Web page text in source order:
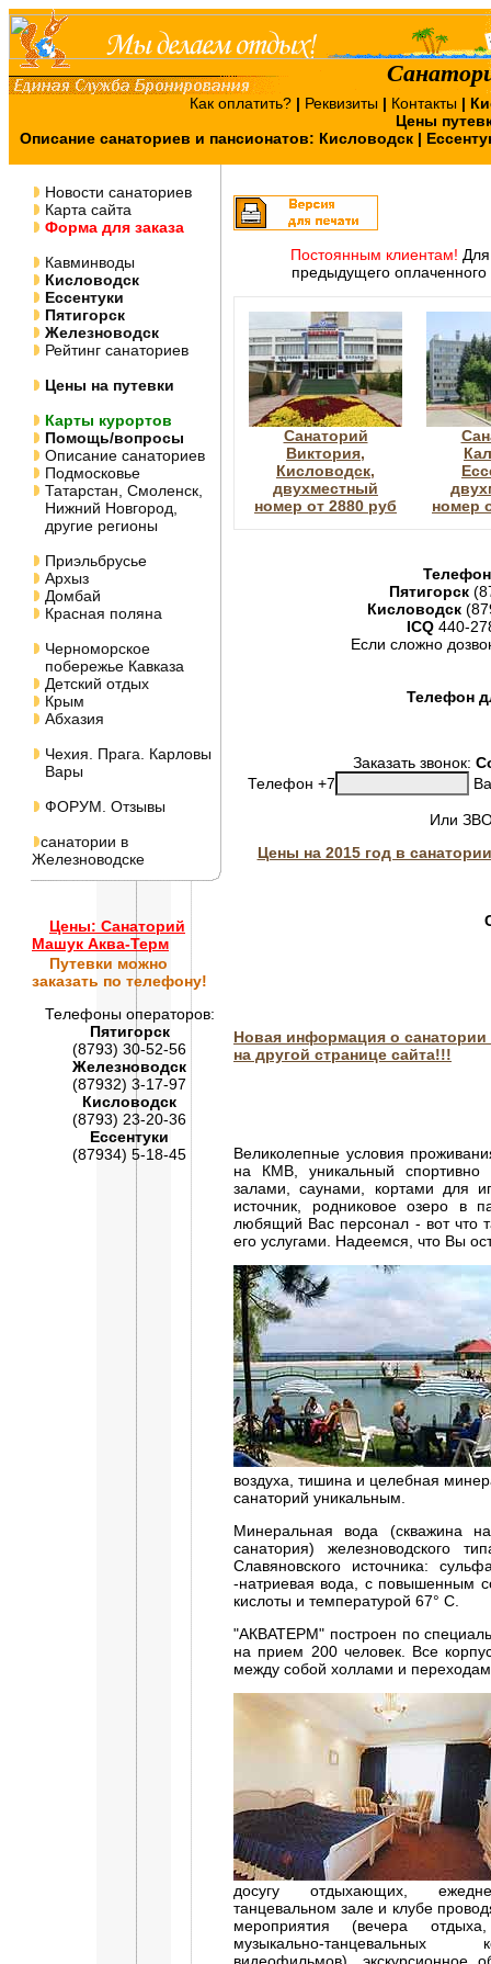
Как оплатить? | Реквизиты | Контакты |
Цены
Описание санаториев и пансионатов: Кисловодск |
Новости санаториев
Карта сайта
Форма для заказа
Кавминводы
Кисловодск
Ессентуки
Пятигорск
Железноводск
Рейтинг санаториев
Цены на путевки
Карты курортов
Помощь/вопросы
Описание санаториев
Подмосковье
Татарстан, Смоленск,
Нижний Новгород,
другие регионы
Приэльбрусье
Архыз
Домбай
Красная поляна
Черноморское
побережье Кавказа
Детский отдых
Крым
Абхазия
Чехия. Прага. Карловы
Вары
ФОРУМ. Отзывы
санатории в
Железноводске
Цены: Санаторий
Машук Аква-Терм
Путевки можно
заказать по телефону!
Телефоны операторов:
Пятигорск
(8793) 30-52-56
Железноводск
(87932) 3-17-97
Кисловодск
(8793) 23-20-36
Ессентуки
(87934) 5-18-45
Постоянным клиентам!
предыдущего оплаченного
Санаторий
Виктория,
Кисловодск,
двухместный
номер от 2880 руб
номер
Пятигорск
Кисловодск
ICQ 440-
Если сложно
Телефон
Заказать звонок:
Телефон +7
Или
Цены на 2015 год в
Новая информация о
на другой странице сайта!!!
Великолепные условия
на КМВ, уникальный спортивно
залами, саунами, кортами для
источник, родниковое озеро в
любящий Вас персонал - вот что
его услугами. Надеемся, что Вы
воздуха, тишина и целебная
санаторий уникальным.
Минеральная вода (скважина
санатория) железноводского
Славяновского источника:
-натриевая вода, с повышенным
кислоты и температурой 67° С.
"АКВАТЕРМ" построен по
на прием 200 человек. Все
между собой холлами и
досугу отдыхающих,
танцевальном зале и клубе
мероприятия (вечера
музыкально-танцевальных